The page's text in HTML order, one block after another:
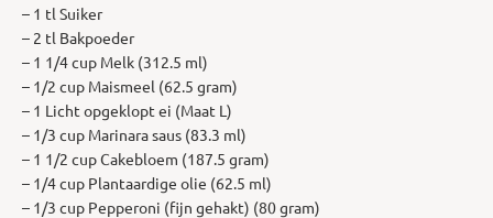
– 1 tl Suiker
– 2 tl Bakpoeder
– 1 1/4 cup Melk (312.5 ml)
– 1/2 cup Maismeel (62.5 gram)
– 1 Licht opgeklopt ei (Maat L)
– 1/3 cup Marinara saus (83.3 ml)
– 1 1/2 cup Cakebloem (187.5 gram)
– 1/4 cup Plantaardige olie (62.5 ml)
– 1/3 cup Pepperoni (fijn gehakt) (80 gram)